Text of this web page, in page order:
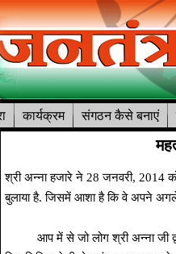
कार्यक्रम संगठन कैसे बनाएं
श्री अन्ना हजारे ने 28 जनवरी, 2014
बुलाया है. जिसमें आशा है कि वे अपने
आप में से जो लोग श्री अन्ना जी